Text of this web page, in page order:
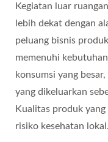
Kegiatan luar
lebih dekat dengan
peluang bisnis
memenuhi
konsumsi yang
yang dikeluarkan
Kualitas produk
risiko kesehatan lokal.